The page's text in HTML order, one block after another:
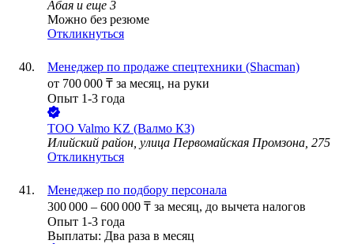
Абая и еще 3
Можно без резюме
Откликнуться
Менеджер по продаже спецтехники (Shacman)
от 700 000 ₸ за месяц, на руки
Опыт 1-3 года
ТОО Valmo KZ (Валмо КЗ)
Илийский район, улица Первомайская Промзона, 275
Откликнуться
Менеджер по подбору персонала
300 000 – 600 000 ₸ за месяц, до вычета налогов
Опыт 1-3 года
Выплаты: Два раза в месяц